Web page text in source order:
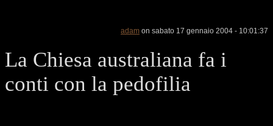
adam on sabato 17 gennaio 2004 - 10:01:37
La Chiesa australiana fa i
conti con la pedofilia